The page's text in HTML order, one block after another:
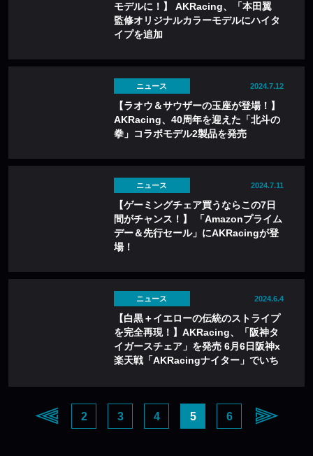
モデルに！】 AKRacing、「本田翼
監修オリジナルカラーモデルにハイタ
イプを追加
ニュース 2024.7.12
【ラオウ＆サウザーの玉座が登場！】
AKRacing、40周年を迎えた「北斗の
拳」コラボモデル2製品を発売
ニュース 2024.7.11
【ゲーミングチェア買うならこの7日
間がチャンス！】 「Amazonプライム
デー＆先行セール」にAKRacingが登
場！
ニュース 2024.6.4
【白黒＋イエローの伝統のストライプ
を完全再現！】AKRacing、「阪神タ
イガースチェア」を発売 6月6日阪神x
楽天戦「AKRacingナイター」でいち
2 3 4 5 6